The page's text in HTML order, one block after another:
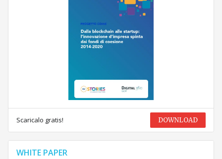
Scaricalo gratis! DOWNLOAD
WHITE PAPER